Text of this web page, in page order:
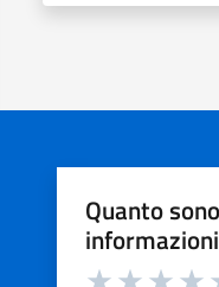
Quanto
Valuta da 1 a 5